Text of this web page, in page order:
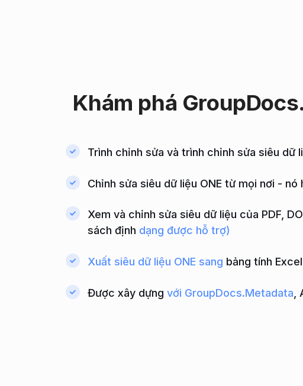
Khám phá
Trình chỉnh sửa và trình chỉnh sửa siêu dữ
Chỉnh sửa siêu dữ liệu ONE từ mọi nơi -
Xem và chỉnh sửa siêu dữ liệu của PDF,
sách định dạng được hỗ trợ)
Xuất siêu dữ liệu ONE sang bảng tính
Được xây dựng với GroupDocs.Metadata